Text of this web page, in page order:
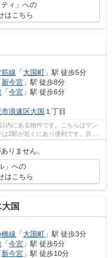
ティ」への
はこちら
線 「大国町 」駅 徒歩5分
新今宮 」駅 徒歩8分
「今宮 」駅 徒歩6分
市浪速区大国 １丁目
内にある物件です。こちらはマン
2駅が近くにあり便利です。共用
りません。
」への
はこちら
国
線 「大国町 」駅 徒歩3分
「今宮 」駅 徒歩5分
新今宮 」駅 徒歩10分